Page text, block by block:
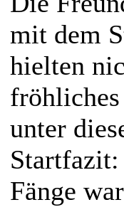
mit dem
hielten
unter
Startfazit:
Fänge